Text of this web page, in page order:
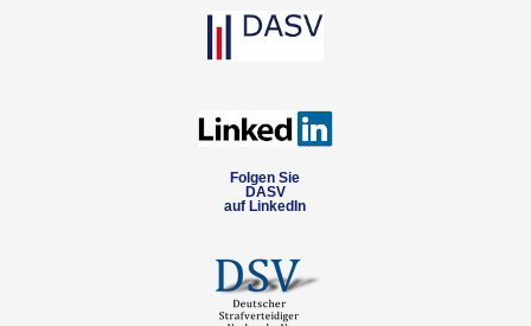
Folgen Sie
DASV
auf LinkedIn